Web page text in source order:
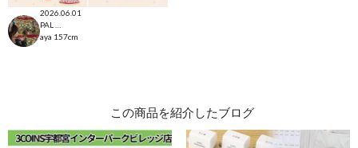
2026.06.01
aya 157cm
この商品を紹介したブログ